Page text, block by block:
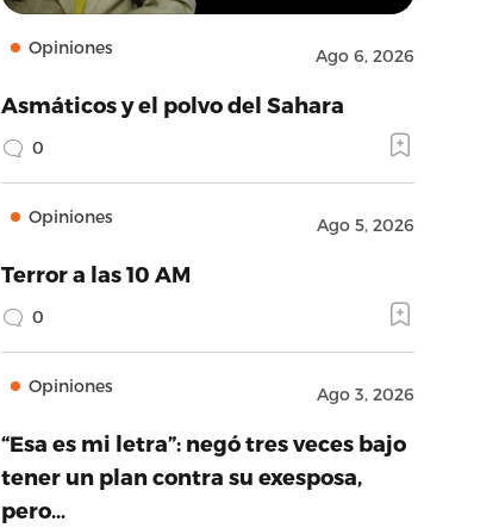
Opiniones Ago 6, 2026
Asmáticos y el polvo del Sahara
0
Opiniones Ago 5, 2026
Terror a las 10 AM
0
Opiniones Ago 3, 2026
“Esa es mi letra”: negó tres veces bajo
tener un plan contra su exesposa,
pero…